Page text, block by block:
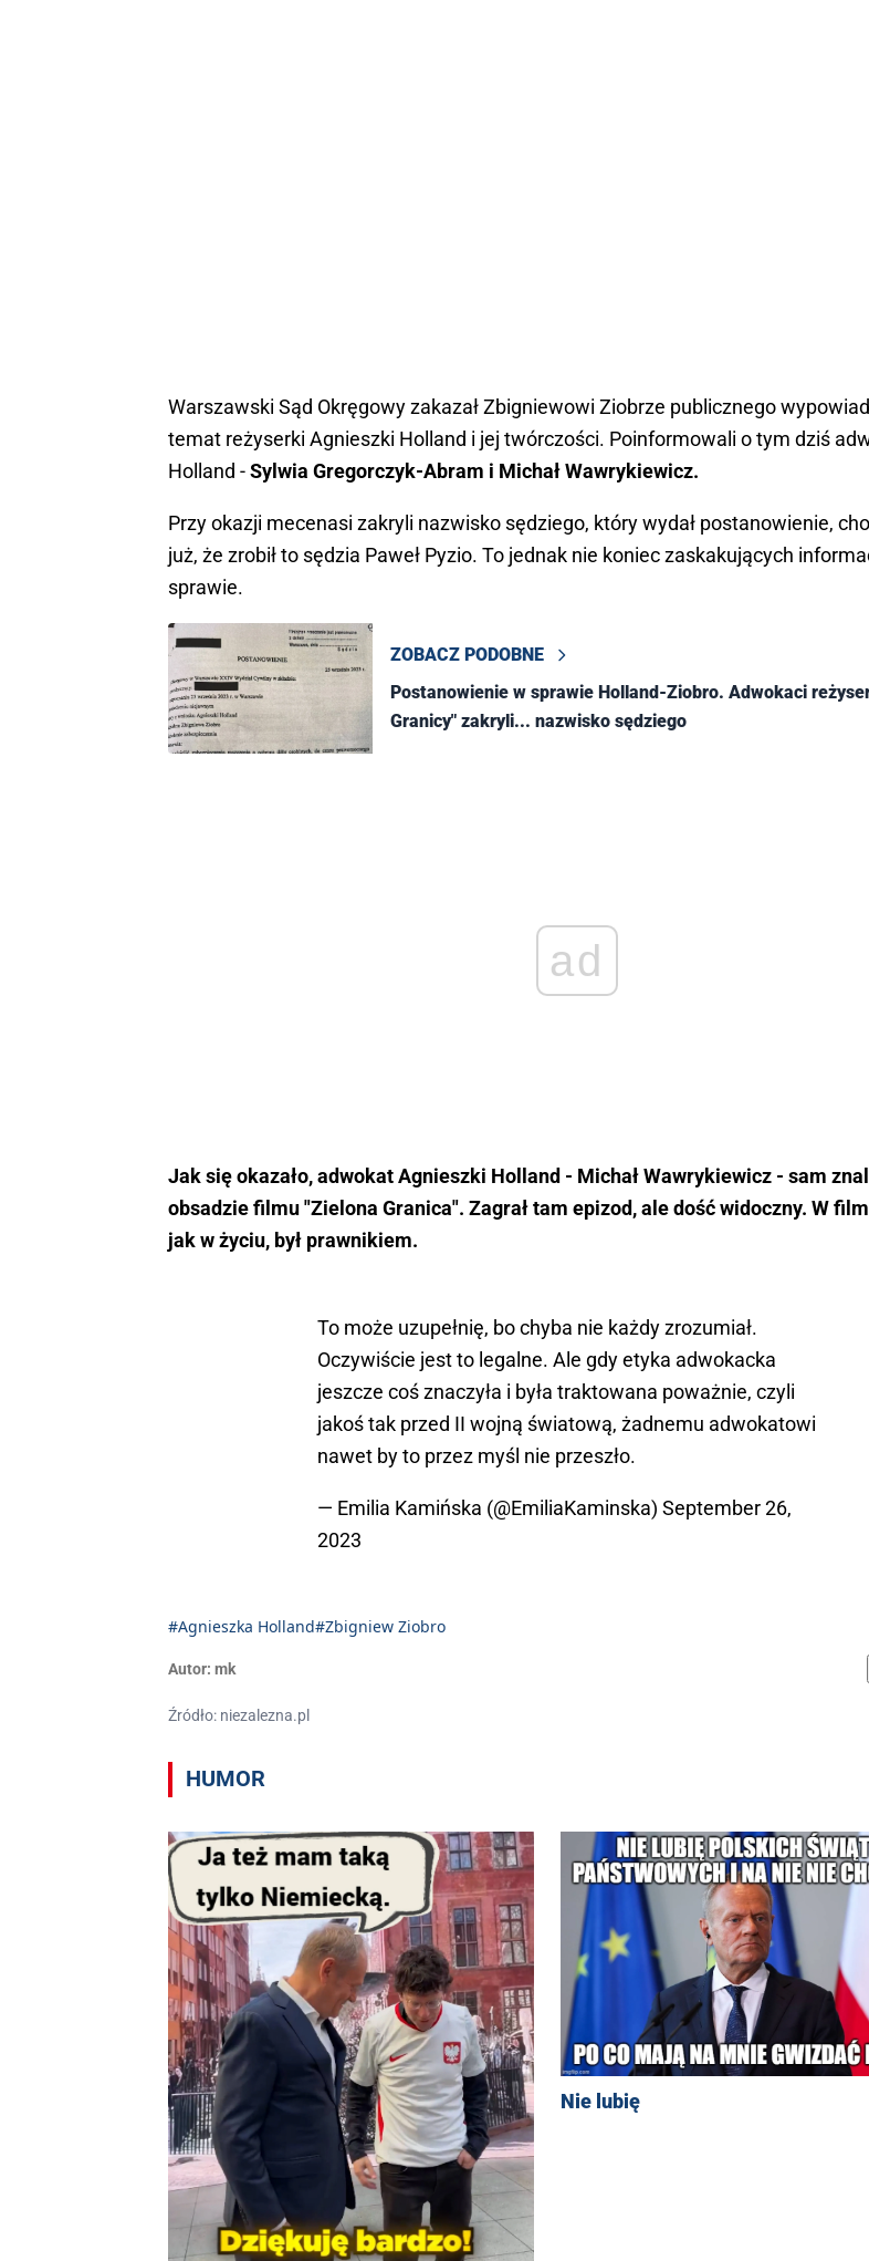
Warszawski Sąd Okręgowy zakazał Zbigniewowi Ziobrze publicznego
temat reżyserki Agnieszki Holland i jej twórczości. Poinformowali o tym dziś
Holland -Sylwia Gregorczyk-Abram i Michał Wawrykiewicz.
Przy okazji mecenasi zakryli nazwisko sędziego, który wydał postanowienie,
już, że zrobił to sędzia Paweł Pyzio. To jednak nie koniec zaskakujących
sprawie.
ZOBACZ PODOBNE
Postanowienie w sprawie Holland-Ziobro. Adwokaci
Granicy" zakryli... nazwisko sędziego
ad
Jak się okazało, adwokat Agnieszki Holland - Michał Wawrykiewicz - sam
obsadzie filmu "Zielona Granica". Zagrał tam epizod, ale dość widoczny. W
jak w życiu, był prawnikiem.
To może uzupełnię, bo chyba nie każdy zrozumiał.
Oczywiście jest to legalne. Ale gdy etyka adwokacka
jeszcze coś znaczyła i była traktowana poważnie, czyli
jakoś tak przed II wojną światową, żadnemu adwokatowi
nawet by to przez myśl nie przeszło.
— Emilia Kamińska (@EmiliaKaminska) September 26,
2023
#Agnieszka Holland#Zbigniew Ziobro
Autor: mk
Źródło: niezalezna.pl
HUMOR
Nie lubię